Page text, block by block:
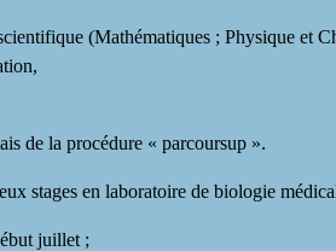
(Mathématiques ; Physique et
de la procédure « parcoursup ».
stages en laboratoire de biologie
juillet ;